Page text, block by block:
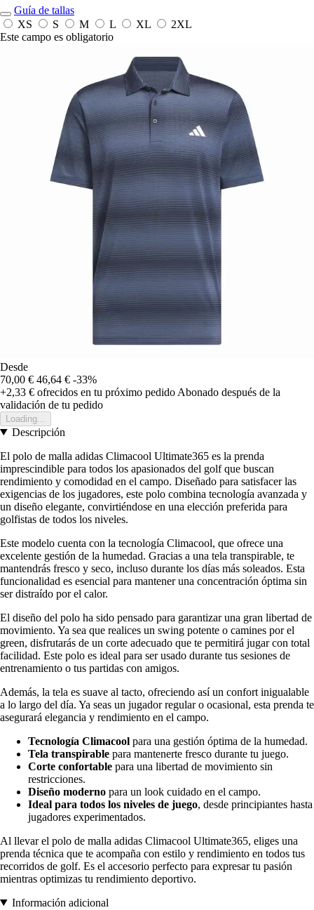
Guía de tallas
XS
S M L XL
2XL
Este campo es obligatorio
Desde
70,00 € 46,64 € -33%
+2,33 € ofrecidos en tu próximo pedido Abonado después de la
validación de tu pedido
Loading...
Descripción
El polo de malla adidas Climacool Ultimate365 es la prenda
imprescindible para todos los apasionados del golf que buscan
rendimiento y comodidad en el campo. Diseñado para satisfacer las
exigencias de los jugadores, este polo combina tecnología avanzada y
un diseño elegante, convirtiéndose en una elección preferida para
golfistas de todos los niveles.
Este modelo cuenta con la tecnología Climacool, que ofrece una
excelente gestión de la humedad. Gracias a una tela transpirable, te
mantendrás fresco y seco, incluso durante los días más soleados. Esta
funcionalidad es esencial para mantener una concentración óptima sin
ser distraído por el calor.
El diseño del polo ha sido pensado para garantizar una gran libertad de
movimiento. Ya sea que realices un swing potente o camines por el
green, disfrutarás de un corte adecuado que te permitirá jugar con total
facilidad. Este polo es ideal para ser usado durante tus sesiones de
entrenamiento o tus partidas con amigos.
Además, la tela es suave al tacto, ofreciendo así un confort inigualable
a lo largo del día. Ya seas un jugador regular o ocasional, esta prenda te
asegurará elegancia y rendimiento en el campo.
Tecnología Climacool para una gestión óptima de la humedad.
Tela transpirable para mantenerte fresco durante tu juego.
Corte confortable para una libertad de movimiento sin
restricciones.
Diseño moderno para un look cuidado en el campo.
Ideal para todos los niveles de juego, desde principiantes hasta
jugadores experimentados.
Al llevar el polo de malla adidas Climacool Ultimate365, eliges una
prenda técnica que te acompaña con estilo y rendimiento en todos tus
recorridos de golf. Es el accesorio perfecto para expresar tu pasión
mientras optimizas tu rendimiento deportivo.
Información adicional